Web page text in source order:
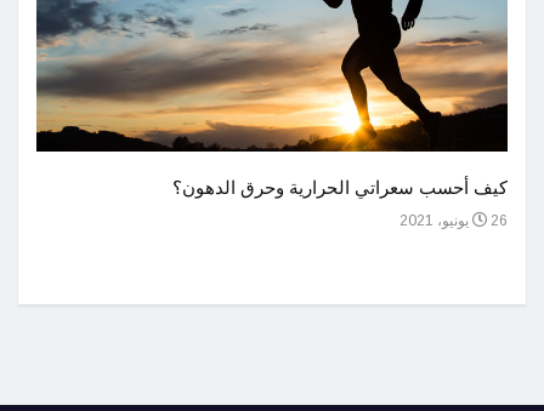
كيف أحسب سعراتي الحرارية وحرق الدهون؟
26 يونيو، 2021